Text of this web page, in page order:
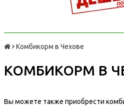
Комбикорм в Чехове
КОМБИКОРМ В
Вы можете также приобрести